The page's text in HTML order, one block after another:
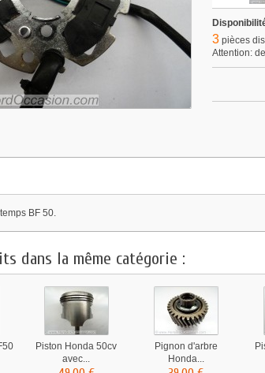
3 pièces
Attention:
BF 50.
dans la même catégorie :
Piston Honda 50cv
avec...
Pignon d'arbre
Honda...